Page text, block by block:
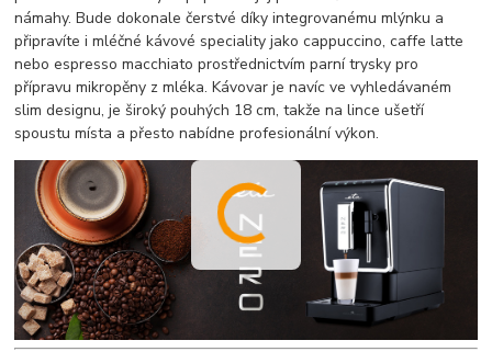
námahy. Bude dokonale čerstvé díky integrovanému mlýnku a
připravíte i mléčné kávové speciality jako cappuccino, caffe latte
nebo espresso macchiato prostřednictvím parní trysky pro
přípravu mikropěny z mléka. Kávovar je navíc ve vyhledávaném
slim designu, je široký pouhých 18 cm, takže na lince ušetří
spoustu místa a přesto nabídne profesionální výkon.